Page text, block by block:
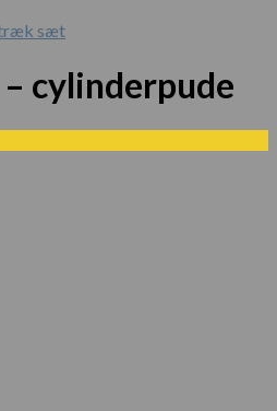
sæt
cylinderpude